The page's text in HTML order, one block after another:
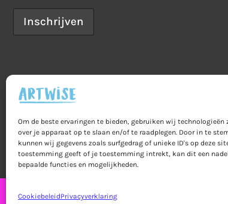
Om de beste ervaringen te bieden, gebruiken wij
over je apparaat op te slaan en/of te raadplegen. Door in te
kunnen wij gegevens zoals surfgedrag of unieke ID's op deze
toestemming geeft of je toestemming intrekt, kan dit een
bepaalde functies en mogelijkheden.
CookiebeleidPrivacyverklaring
Home Veelgestelde vragen B2B
Bestelling &